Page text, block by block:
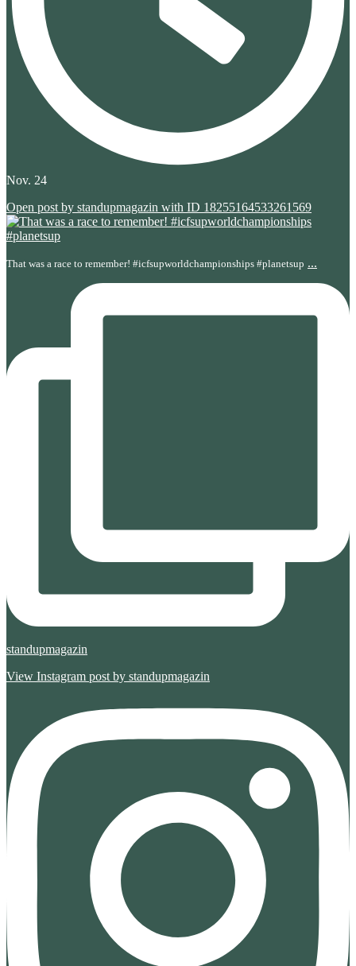
Nov. 24
Open post by standupmagazin with ID 18255164533261569
That was a race to remember! #icfsupworldchampionships #planetsup ...
standupmagazin
View Instagram post by standupmagazin